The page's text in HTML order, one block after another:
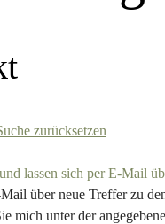
zurücksetzen
lassen sich per E-Mail
über neue Treffer zu
mich unter der